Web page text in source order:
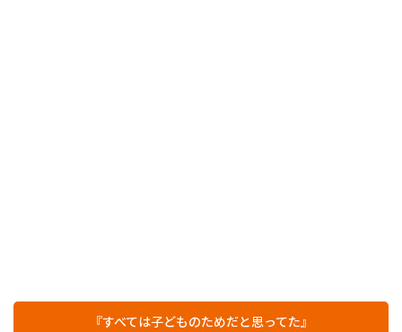
『すべては子どものためだと思ってた』